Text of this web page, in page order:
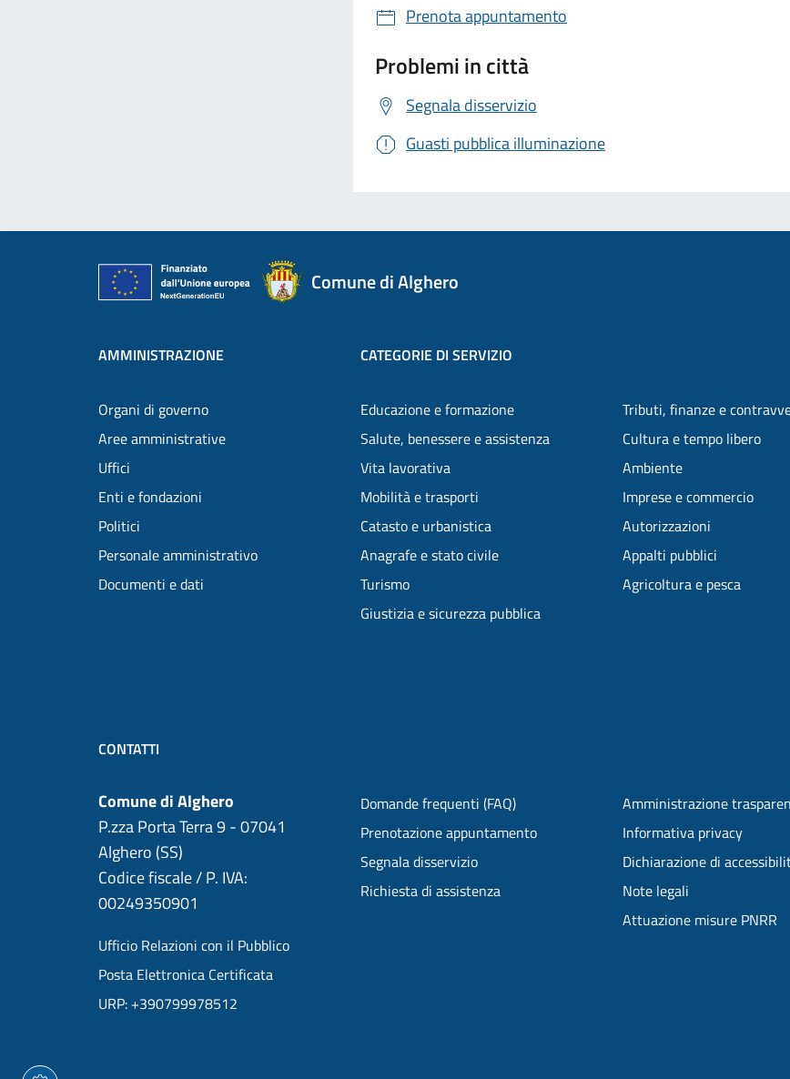
Prenota appuntamento
Problemi in città
Segnala disservizio
Guasti pubblica illuminazione
Comune di Alghero
AMMINISTRAZIONE
Organi di governo
Aree amministrative
Uffici
Enti e fondazioni
Politici
Personale amministrativo
Documenti e dati
CATEGORIE DI SERVIZIO
Educazione e formazione
Salute, benessere e assistenza
Vita lavorativa
Mobilità e trasporti
Catasto e urbanistica
Anagrafe e stato civile
Turismo
Giustizia e sicurezza pubblica
Tributi, finanze e
Cultura e tempo libero
Ambiente
Imprese e commercio
Autorizzazioni
Appalti pubblici
Agricoltura e pesca
CONTATTI
Comune di Alghero
P.zza Porta Terra 9 - 07041
Alghero (SS)
Codice fiscale / P. IVA:
00249350901
Ufficio Relazioni con il Pubblico
Posta Elettronica Certificata
URP: +390799978512
Domande frequenti (FAQ)
Prenotazione appuntamento
Segnala disservizio
Richiesta di assistenza
Amministrazione
Informativa privacy
Dichiarazione di
Note legali
Attuazione misure PNRR